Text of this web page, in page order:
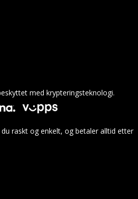
med krypteringsteknologi.
raskt og enkelt, og betaler alltid etter